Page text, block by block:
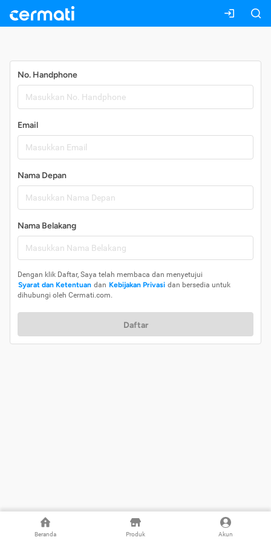
Beranda Produk Akun
No. Handphone
Email
Nama Depan
Nama Belakang
Dengan klik Daftar, Saya telah membaca dan menyetujui
Syarat dan Ketentuan dan Kebijakan Privasi dan bersedia untuk
dihubungi oleh Cermati.com.
Daftar